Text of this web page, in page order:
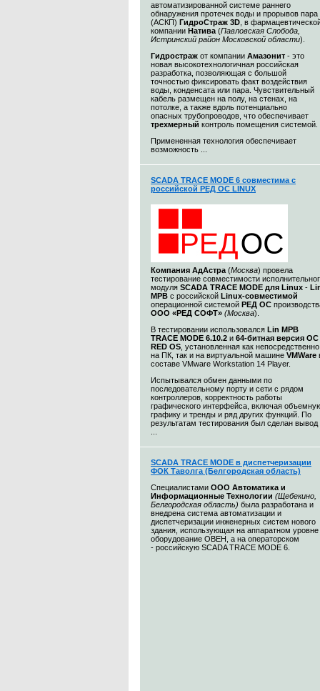
автоматизированной системе раннего
обнаружения протечек воды и прорывов пара
(АСКП) ГидроСтраж 3D , в
компании Натива (Павловская Слобода,
Истринский район Московской области).
Гидростраж от компании Амазонит - это
новая высокотехнологичная российская
разработка, позволяющая с большой
точностью фиксировать факт воздействия
воды, конденсата или пара. Чувствительный
кабель размещен на полу, на стенах, на
потолке, а также вдоль потенциально
опасных трубопроводов, что обеспечивает
трехмерный контроль помещения системой.
Примененная технология обеспечивает
возможность ...
SCADA TRACE MODE 6 совместима с
российской РЕД ОС LINUX
Компания АдАстра (Москва) провела
тестирование совместимости
модуля SCADA TRACE MODE для Linux -
МРВ с российской Linux-совместимой
операционной системой РЕД ОС
ООО «РЕД СОФТ» (Москва).
В тестировании использовался Lin МРВ
TRACE MODE 6.10.2 и 64-битная версия ОС
RED OS , установленная как непосредственно
на ПК, так и на виртуальной машине VMWare
составе VMware Workstation 14 Player.
Испытывался обмен данными по
последовательному порту и сети c рядом
контроллеров, корректность работы
графического интерфейса, включая
графику и тренды и ряд других функций. По
результатам тестирования был сделан вывод
SCADA TRACE MODE в диспетчеризации
ФОК Таволга (Белгородская область)
Специалистами ООО Автоматика и
Информационные Технологии (Щебекино,
Белгородская область) была разработана и
внедрена система автоматизации и
диспетчеризации инженерных систем нового
здания, использующая на аппаратном уровне
оборудование ОВЕН, а на операторском
- российскую SCADA TRACE MODE 6.